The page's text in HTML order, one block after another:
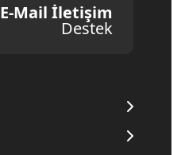
E-Mail İletişim
Destek